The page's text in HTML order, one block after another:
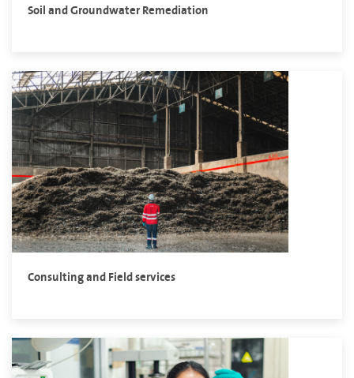
Soil and Groundwater Remediation
Consulting and Field services